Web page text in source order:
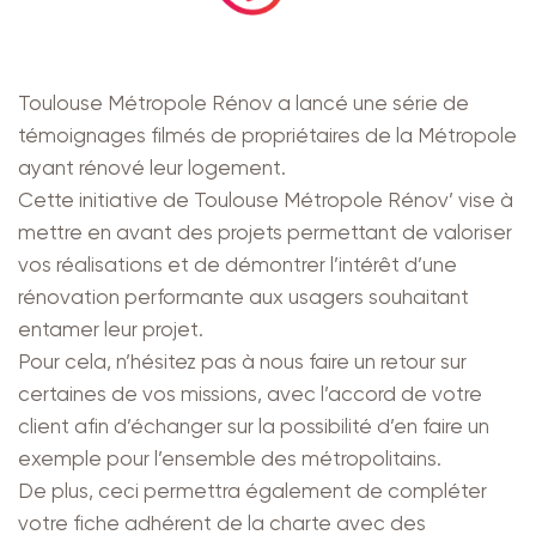
Toulouse Métropole Rénov a lancé une série de
témoignages filmés de propriétaires de la Métropole
ayant rénové leur logement.
Cette initiative de Toulouse Métropole Rénov’ vise à
mettre en avant des projets permettant de valoriser
vos réalisations et de démontrer l’intérêt d’une
rénovation performante aux usagers souhaitant
entamer leur projet.
Pour cela, n’hésitez pas à nous faire un retour sur
certaines de vos missions, avec l’accord de votre
client afin d’échanger sur la possibilité d’en faire un
exemple pour l’ensemble des métropolitains.
De plus, ceci permettra également de compléter
votre fiche adhérent de la charte avec des